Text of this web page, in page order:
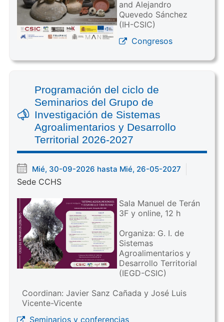
and Alejandro
Quevedo Sánchez
(IH-CSIC)
Congresos
Programación del ciclo de
Seminarios del Grupo de
Investigación de Sistemas
Agroalimentarios y Desarrollo
Territorial 2026-2027
Mié, 30-09-2026 hasta Mié, 26-05-2027
Sede CCHS
Sala Manuel de Terán
3F y online, 12 h
Organiza: G. I. de
Sistemas
Agroalimentarios y
Desarrollo Territorial
(IEGD-CSIC)
Coordinan: Javier Sanz Cañada y José Luis
Vicente-Vicente
Seminarios y conferencias